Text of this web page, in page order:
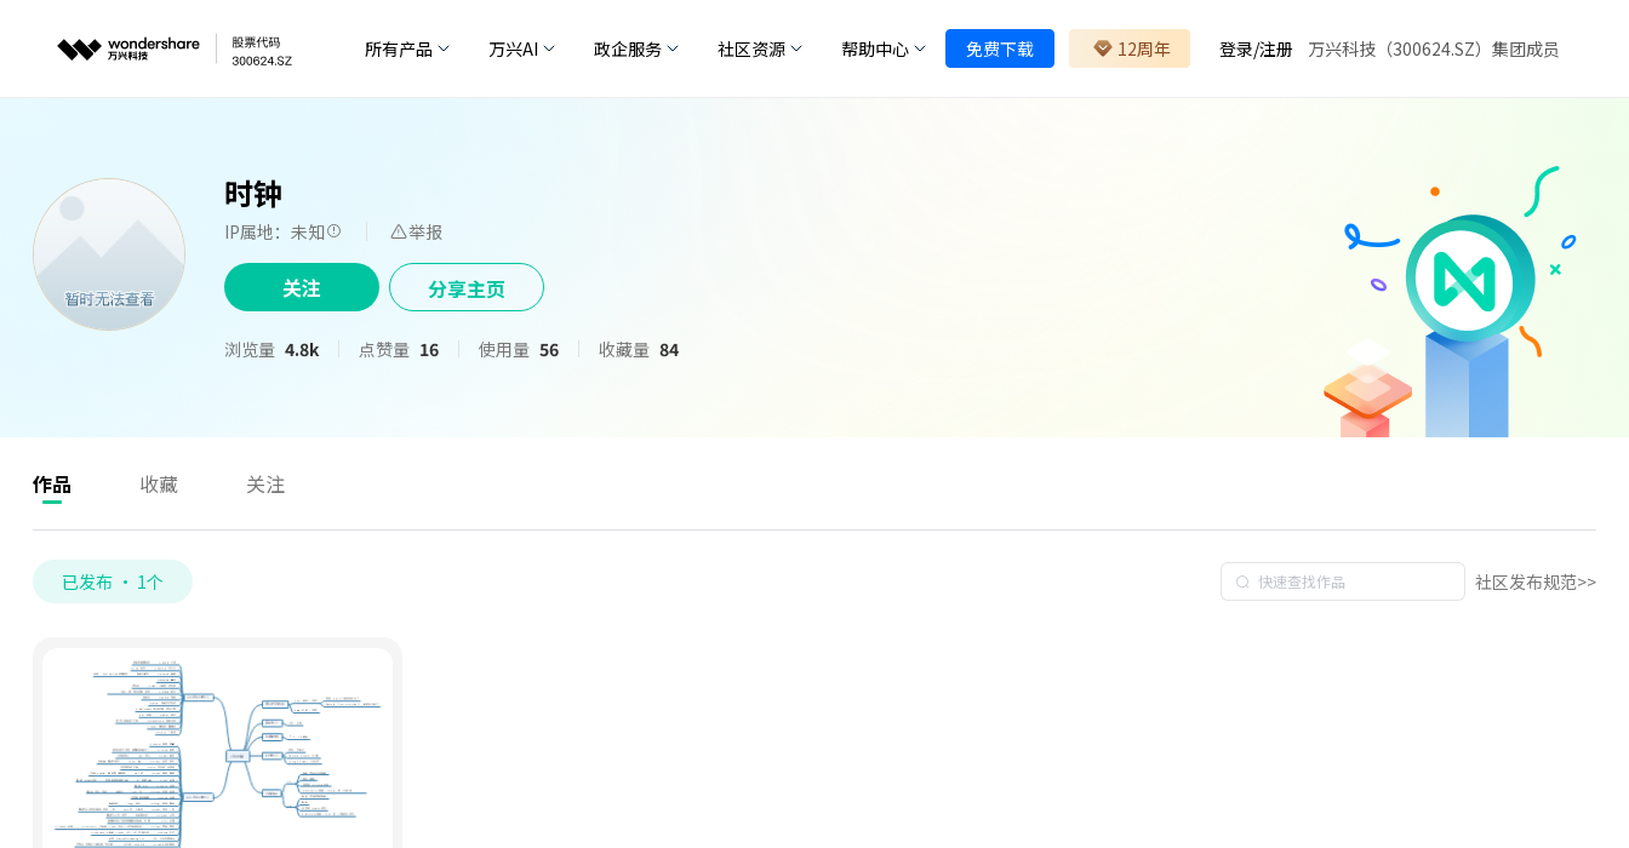
所有产品 万兴AI 政企服务 社区资源 帮助中心 免费下载 12周年 登录/注册 万兴科技（300624.SZ）集团成员
时钟
IP属地：未知 举报
关注 分享主页
浏览量 4.8k 点赞量 16 使用量 56 收藏量 84
作品 收藏 关注
已发布 · 1个 社区发布规范>>